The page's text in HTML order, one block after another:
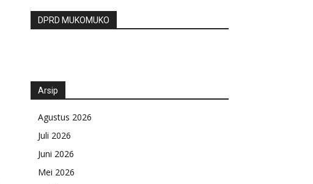
DPRD MUKOMUKO
Arsip
Agustus 2026
Juli 2026
Juni 2026
Mei 2026